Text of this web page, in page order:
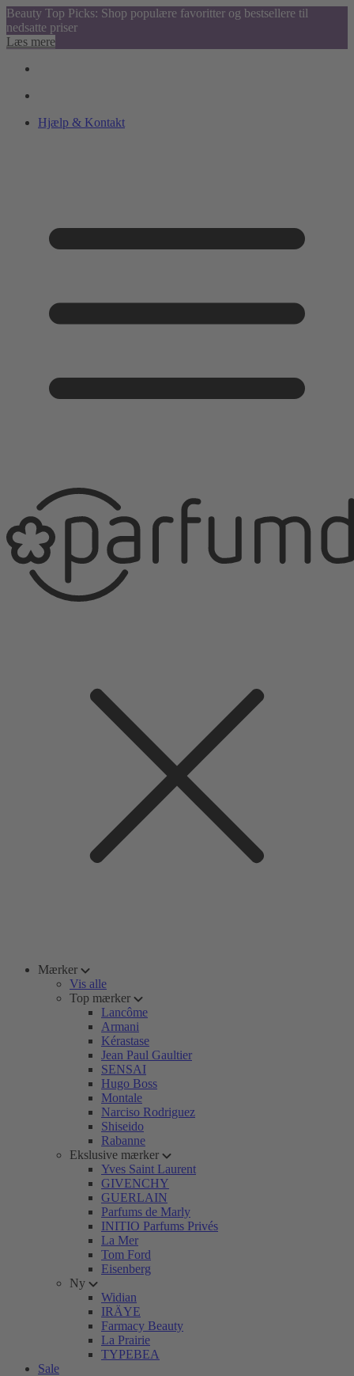
Beauty Top Picks: Shop populære favoritter og bestsellere til
nedsatte priser
Læs mere
Hjælp & Kontakt
Mærker
Vis alle
Top mærker
Lancôme
Armani
Kérastase
Jean Paul Gaultier
SENSAI
Hugo Boss
Montale
Narciso Rodriguez
Shiseido
Rabanne
Ekslusive mærker
Yves Saint Laurent
GIVENCHY
GUERLAIN
Parfums de Marly
INITIO Parfums Privés
La Mer
Tom Ford
Eisenberg
Ny
Widian
IRÄYE
Farmacy Beauty
La Prairie
TYPEBEA
Sale